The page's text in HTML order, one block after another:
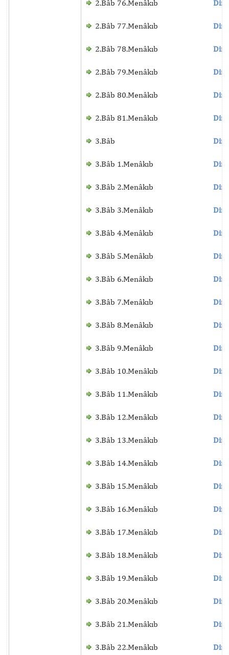
2.Bâb 76.Menâkıb
2.Bâb 77.Menâkıb
2.Bâb 78.Menâkıb
2.Bâb 79.Menâkıb
2.Bâb 80.Menâkıb
2.Bâb 81.Menâkıb
3.Bâb
3.Bâb 1.Menâkıb
3.Bâb 2.Menâkıb
3.Bâb 3.Menâkıb
3.Bâb 4.Menâkıb
3.Bâb 5.Menâkıb
3.Bâb 6.Menâkıb
3.Bâb 7.Menâkıb
3.Bâb 8.Menâkıb
3.Bâb 9.Menâkıb
3.Bâb 10.Menâkıb
3.Bâb 11.Menâkıb
3.Bâb 12.Menâkıb
3.Bâb 13.Menâkıb
3.Bâb 14.Menâkıb
3.Bâb 15.Menâkıb
3.Bâb 16.Menâkıb
3.Bâb 17.Menâkıb
3.Bâb 18.Menâkıb
3.Bâb 19.Menâkıb
3.Bâb 20.Menâkıb
3.Bâb 21.Menâkıb
3.Bâb 22.Menâkıb